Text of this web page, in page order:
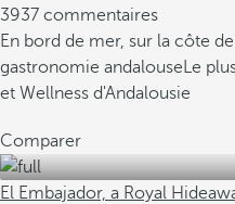
3937 commentaires
En bord de mer, sur la côte
gastronomie andalouseLe
et Wellness d'Andalousie
Comparer
El Embajador, a Royal